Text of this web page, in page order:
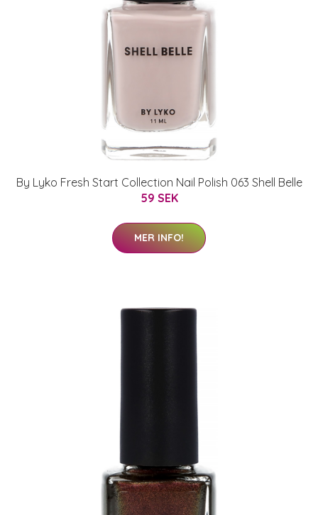
By Lyko Fresh Start Collection Nail Polish 063 Shell Belle
59 SEK
MER INFO!